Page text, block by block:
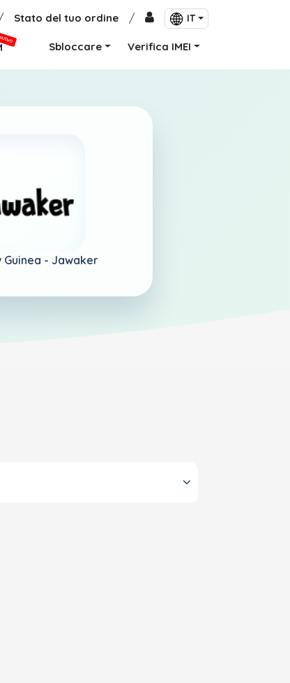
Stato del tuo ordine / IT
Sbloccare Verifica IMEI
Guinea - Jawaker